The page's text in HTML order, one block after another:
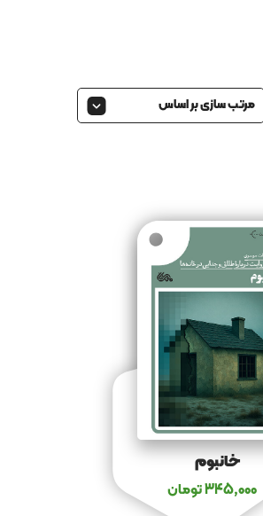
مرتب سازی بر اساس
خانبوم
345,000تومان